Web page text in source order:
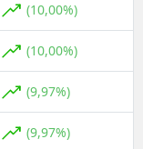
(10,00%)
(10,00%)
(9,97%)
(9,97%)